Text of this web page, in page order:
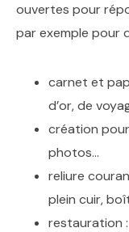
ouvertes pour
par exemple pour
carnet et
d’or, de
création
photos…
reliure
plein cuir,
restauration